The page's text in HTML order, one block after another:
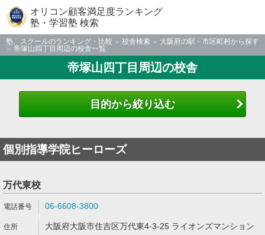
オリコン顧客満足度ランキング
塾・学習塾 検索
塾、スクールのランキング・比較 校舎検索
大阪府の駅・市区町村から探す
帝塚山四丁目周辺の校舎一覧
帝塚山四丁目周辺の校舎
目的から絞り込む
個別指導学院ヒーローズ
万代東校
06-6608-3800
大阪府大阪市住吉区万代東4-3-25 ライオンズマンション